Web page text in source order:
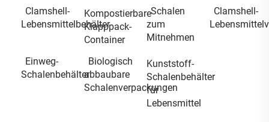
Clamshell-
Lebensmittelbehälter
Kompostierbare
Klapppack-
Container
Schalen
zum
Mitnehmen
Clamshell-
Einweg-
Schalenbehälter
Biologisch
abbaubare
Schalenverpackungen
Kunststoff-
Schalenbehälter
für
Lebensmittel